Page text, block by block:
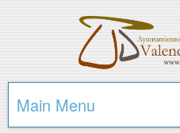
Main Menu